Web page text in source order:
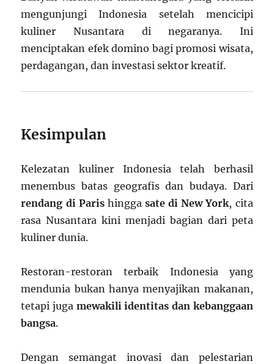
mengunjungi Indonesia setelah mencicipi
kuliner Nusantara di negaranya. Ini
menciptakan efek domino bagi promosi wisata,
perdagangan, dan investasi sektor kreatif.
Kesimpulan
Kelezatan kuliner Indonesia telah berhasil
menembus batas geografis dan budaya. Dari
rendang di Parishinggasate di New York, cita
rasa Nusantara kini menjadi bagian dari peta
kuliner dunia.
Restoran-restoran terbaik Indonesia yang
mendunia bukan hanya menyajikan makanan,
tetapi juga mewakili identitas dan kebanggaan
bangsa.
Dengan semangat inovasi dan pelestarian